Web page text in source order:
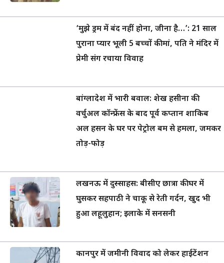
‘मुझे ड्रम में बंद नहीं होना, जीना है…’: 21 साल
पुराना प्यार भूली 5 बच्चों की मां, पति ने मंदिर में
प्रेमी संग रचाया विवाह
बांग्लादेश में भारी बवाल: शेख हसीना की
वर्चुअल कॉन्फ्रेंस के बाद पूर्व कप्तान शाकिब
अल हसन के घर पर पेट्रोल बम से हमला, जमकर
तोड़-फोड़
लखनऊ में दुस्साहस: बीसीए छात्रा की घर में
घुसकर सहपाठी ने चाकू से रेती गर्दन, खुद भी
हुआ लहूलुहान; इलाके में सनसनी
कानपुर में जमीनी विवाद को लेकर हाईटेंशन